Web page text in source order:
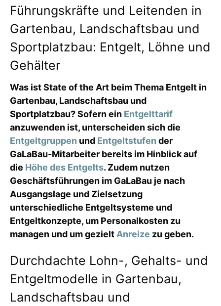
Führungskräfte und Leitenden in
Gartenbau, Landschaftsbau und
Sportplatzbau: Entgelt, Löhne und
Gehälter
Was ist State of the Art beim Thema Entgelt in
Gartenbau, Landschaftsbau und
Sportplatzbau? Sofern ein Entgelttarif
anzuwenden ist, unterscheiden sich die
Entgeltgruppen und Entgeltstufen der
GaLaBau-Mitarbeiter bereits im Hinblick auf
die Höhe des Entgelts. Zudem nutzen
Geschäftsführungen im GaLaBau je nach
Ausgangslage und Zielsetzung
unterschiedliche Entgeltsysteme und
Entgeltkonzepte, um Personalkosten zu
managen und um gezielt Anreize zu geben.
Durchdachte Lohn-, Gehalts- und
Entgeltmodelle in Gartenbau,
Landschaftsbau und